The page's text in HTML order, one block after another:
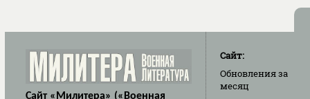
Сайт «Милитера» («Военная
Сайт:
Обновленияза
месяц